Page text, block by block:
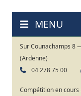
contenu
MENU
Sur Counachamps 8
(Ardenne)
04 278 75 00
Compétition en cours